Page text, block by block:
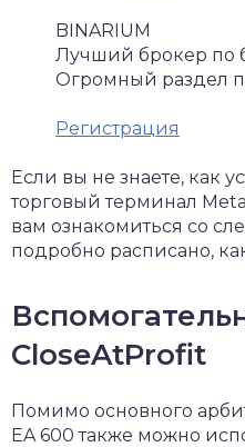
BINARIUM
Лучший брокер по
Огромный раздел
Регистрация
Если вы не знаете, как
торговый терминал
вам ознакомиться со
подробно расписано,
CloseAtProfit
Помимо основного
EA 600 также можно